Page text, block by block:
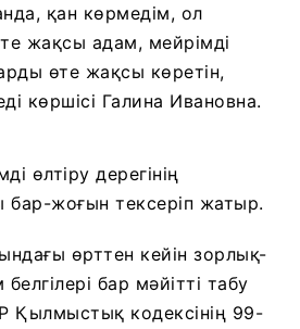
қан көрмедім, ол
жақсы адам, мейрімді
өте жақсы көретін,
көршісі Галина Ивановна.
өлтіру дерегінің
жоғын тексеріп жатыр.
өрттен кейін зорлық-
бар мәйітті табу
Қылмыстық кодексінің 99-